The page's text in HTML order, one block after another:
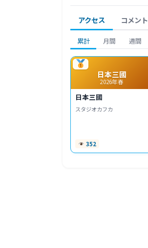
アクセス コメント
累計 月間 週間
日本三國
2026年春
日本三國
スタジオカフカ
352